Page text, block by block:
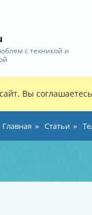
с техникой и
Вы
Главная Статьи